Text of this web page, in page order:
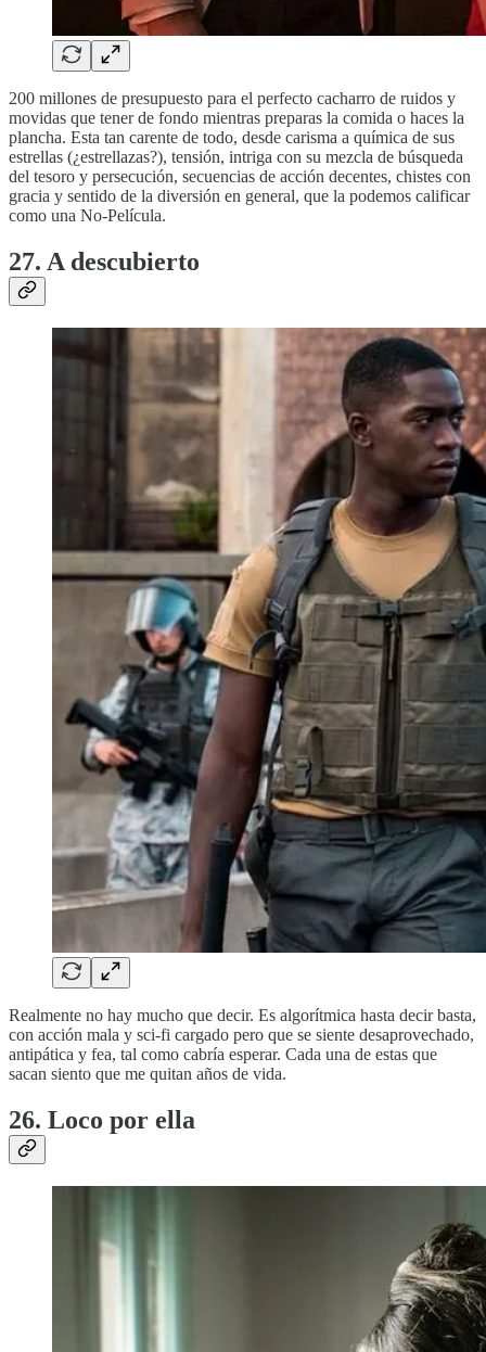
200 millones de presupuesto para el perfecto cacharro de ruidos y
movidas que tener de fondo mientras preparas la comida o haces la
plancha. Esta tan carente de todo, desde carisma a química de sus
estrellas (¿estrellazas?), tensión, intriga con su mezcla de búsqueda
del tesoro y persecución, secuencias de acción decentes, chistes con
gracia y sentido de la diversión en general, que la podemos calificar
como una No-Película.
27. A descubierto
Realmente no hay mucho que decir. Es algorítmica hasta decir basta,
con acción mala y sci-fi cargado pero que se siente desaprovechado,
antipática y fea, tal como cabría esperar. Cada una de estas que
sacan siento que me quitan años de vida.
26. Loco por ella